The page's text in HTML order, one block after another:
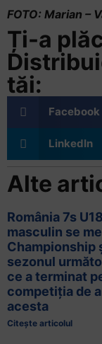
FOTO: Marian –
Ți-a
tăi:
Facebook
LinkedIn
Alte
România 7s U18
masculin se
Championship
sezonul
ce a terminat
competiția de
acesta
Citește articolul